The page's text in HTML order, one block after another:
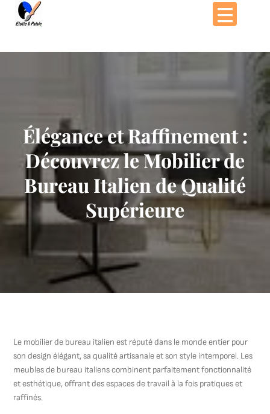
Passer
Élégance et Raffinement :
Découvrez le Mobilier de
Bureau Italien de Qualité
Supérieure
Le mobilier de bureau italien est réputé dans le monde entier pour
son design élégant, sa qualité artisanale et son style intemporel. Les
meubles de bureau italiens combinent parfaitement fonctionnalité
et esthétique, offrant des espaces de travail à la fois pratiques et
raffinés.